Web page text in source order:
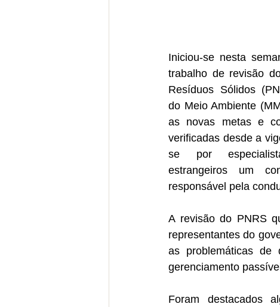
Iniciou-se nesta
trabalho de revisão
Resíduos Sólidos
do Meio Ambiente
as novas metas e
verificadas desde a
se por
estrangeiros um
responsável pela
A revisão do PNRS
representantes do
as problemáticas de
gerenciamento
Foram destacados